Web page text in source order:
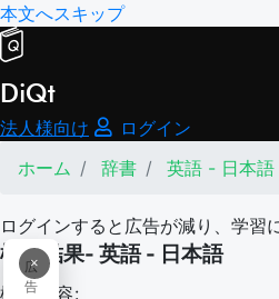
本文へスキップ
DiQt
法人様向け
ログイン
ホーム
辞書 英語 - 日本語
ログインすると広告が減り、学習
×
広
告
検索結果- 英語 - 日本語
検索内容: